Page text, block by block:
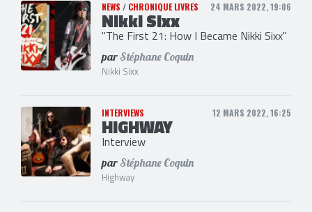
NEWS / CHRONIQUE LIVRES 24 MARS 2022, 19:06
Nikki Sixx
"The First 21: How I Became Nikki Sixx"
par Stéphane Coquin
Nikki Sixx
INTERVIEWS 12 MARS 2022, 16:25
HIGHWAY
Interview
par Stéphane Coquin
Highway